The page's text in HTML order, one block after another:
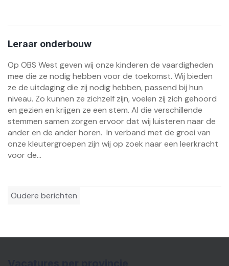
Leraar onderbouw
Op OBS West geven wij onze kinderen de vaardigheden
mee die ze nodig hebben voor de toekomst. Wij bieden
ze de uitdaging die zij nodig hebben, passend bij hun
niveau. Zo kunnen ze zichzelf zijn, voelen zij zich gehoord
en gezien en krijgen ze een stem. Al die verschillende
stemmen samen zorgen ervoor dat wij luisteren naar de
ander en de ander horen. In verband met de groei van
onze kleutergroepen zijn wij op zoek naar een leerkracht
voor de...
Berichtennavigatie
Oudere berichten